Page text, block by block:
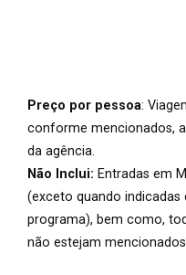
Preço por pessoa:
conforme mencionados,
da agência.
Não Inclui: Entradas em
(exceto quando indicadas
programa), bem como,
não estejam